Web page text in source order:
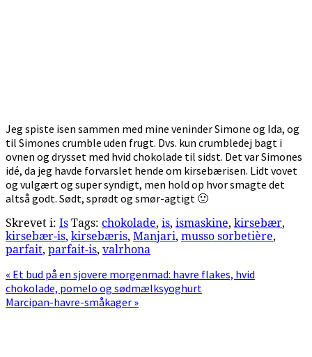
Jeg spiste isen sammen med mine veninder Simone og Ida, og
til Simones crumble uden frugt. Dvs. kun crumbledej bagt i
ovnen og drysset med hvid chokolade til sidst. Det var Simones
idé, da jeg havde forvarslet hende om kirsebærisen. Lidt vovet
og vulgært og super syndigt, men hold op hvor smagte det
altså godt. Sødt, sprødt og smør-agtigt 🙂
Skrevet i: Is Tags: chokolade, is, ismaskine, kirsebær,
kirsebær-is, kirsebæris, Manjari, musso sorbetière,
parfait, parfait-is, valrhona
Previous
Post:
« Et bud på en sjovere morgenmad: havre flakes, hvid
chokolade, pomelo og sødmælksyoghurt
Next
Marcipan-havre-småkager »